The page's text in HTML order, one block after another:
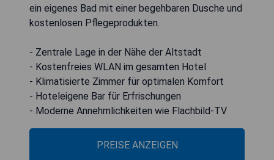
ein eigenes Bad mit einer begehbaren Dusche und
kostenlosen Pflegeprodukten.
- Zentrale Lage in der Nähe der Altstadt
- Kostenfreies WLAN im gesamten Hotel
- Klimatisierte Zimmer für optimalen Komfort
- Hoteleigene Bar für Erfrischungen
- Moderne Annehmlichkeiten wie Flachbild-TV
PREISE ANZEIGEN